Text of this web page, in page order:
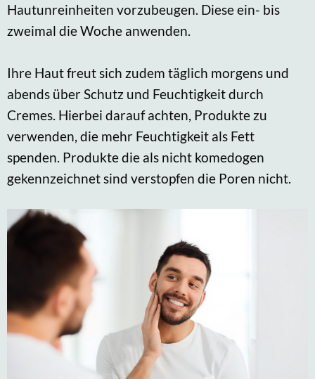
Hautunreinheiten vorzubeugen. Diese ein- bis
zweimal die Woche anwenden.
Ihre Haut freut sich zudem täglich morgens und
abends über Schutz und Feuchtigkeit durch
Cremes. Hierbei darauf achten, Produkte zu
verwenden, die mehr Feuchtigkeit als Fett
spenden. Produkte die als nicht komedogen
gekennzeichnet sind verstopfen die Poren nicht.